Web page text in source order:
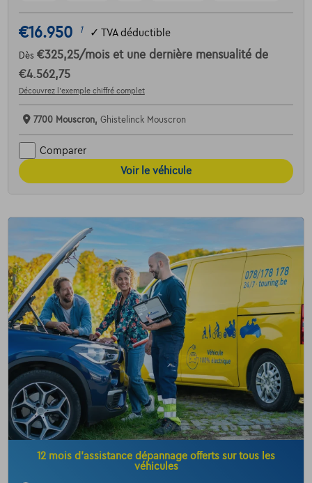
€16.950 1 ✓ TVA déductible
Dès €325,25/mois et une dernière mensualité de
€4.562,75
Découvrez l’exemple chiffré complet
7700 Mouscron, Ghistelinck Mouscron
Comparer
Voir le véhicule
12 mois d’assistance dépannage offerts sur tous les
véhicules